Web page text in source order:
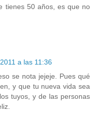
tienes 50 años, es que no
a las 11:36
se nota jejeje. Pues qué
y que tu nueva vida sea
tuyos, y de las personas